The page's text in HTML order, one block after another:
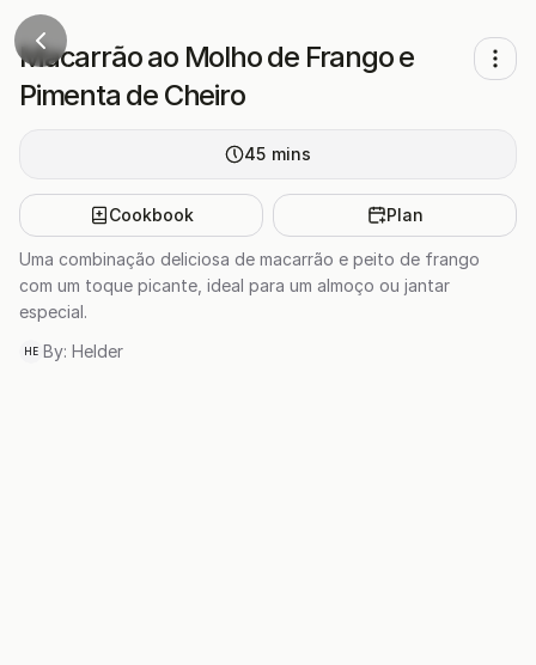
Macarrão ao Molho de Frango e
Pimenta de Cheiro
45 mins
Cookbook Plan
Uma combinação deliciosa de macarrão e peito de frango
com um toque picante, ideal para um almoço ou jantar
especial.
HE By: Helder